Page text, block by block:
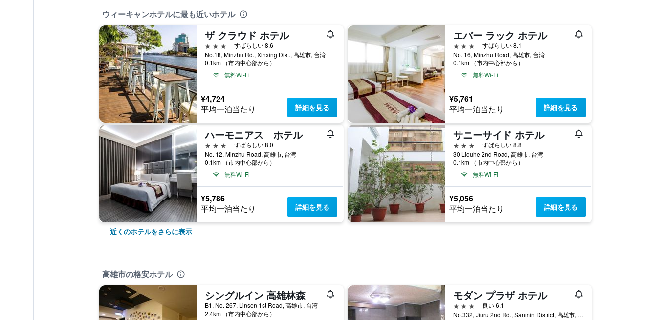
ウィーキャンホテルに最も近いホテル
ザ クラウド ホテル
3つ星
すばらしい 8.6
No.18, Minzhu Rd., Xinxing Dist., 高雄市, 台湾
0.1km （市内中心部から）
無料Wi-Fi
¥4,724
平均一泊当たり 詳細を見る
エバー ラック ホテル
3つ星
すばらしい 8.1
No. 16, Minzhu Road, 高雄市, 台湾
0.1km （市内中心部から）
無料Wi-Fi
¥5,761
平均一泊当たり 詳細を見る
ハーモニアス ホテル
3つ星
すばらしい 8.0
No. 12, Minzhu Road, 高雄市, 台湾
0.1km （市内中心部から）
無料Wi-Fi
¥5,786
平均一泊当たり 詳細を見る
サニーサイド ホテル
3つ星
すばらしい 8.8
30 Liouhe 2nd Road, 高雄市, 台湾
0.1km （市内中心部から）
無料Wi-Fi
¥5,056
平均一泊当たり 詳細を見る
近くのホテルをさらに表示
高雄市の格安ホテル
シングルイン 高雄林森
B1, No. 267, Linsen 1st Road, 高雄市, 台湾
2.4km （市内中心部から）
モダン プラザ ホテル
3つ星
良い 6.1
No.332, Jiuru 2nd Rd., Sanmin District, 高雄市, 台湾